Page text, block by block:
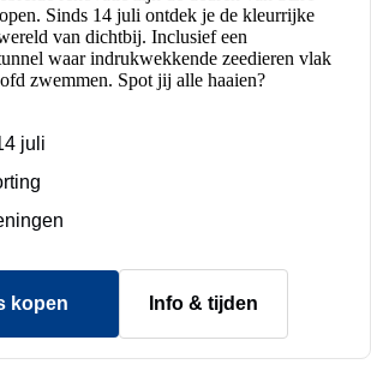
Sinds 14 juli ontdek je de kleurrijke
van dichtbij. Inclusief een
waar indrukwekkende zeedieren vlak
zwemmen. Spot jij alle haaien?
juli
kopen Info & tijden